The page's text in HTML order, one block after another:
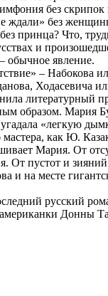
без
ждали» без
принца? Что,
и
обычное явление.
– Набокова
Ходасевича
литературный
образом. Мария
«легкую
мастера, как Ю.
Мария. От
От пустот и
и на месте
русский
Донны